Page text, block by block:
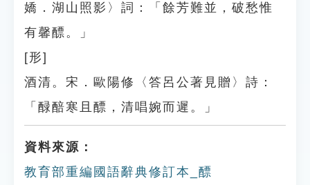
嬌．湖山照影〉詞：「餘芳難並，破愁惟
有馨醥。」
[形]
酒清。宋．歐陽修〈答呂公著見贈〉詩：
「醁醅寒且醥，清唱婉而遲。」
資料來源：
教育部重編國語辭典修訂本_醥